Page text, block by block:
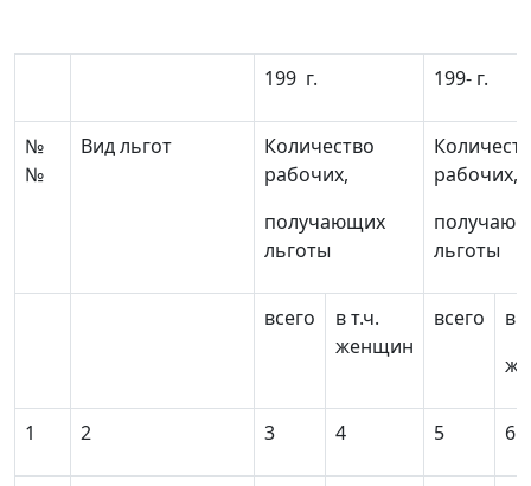
199 г. 199- г.
№
№
Вид льгот
Количество
рабочих,
получающих
льготы
рабочих,
льготы
всего
в т.ч.
женщин
всего
в
1 2 3 4 5 6